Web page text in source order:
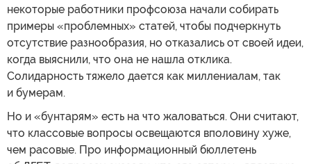
некоторые работники профсоюза начали собирать
примеры «проблемных» статей, чтобы подчеркнуть
отсутствие разнообразия, но отказались от своей идеи,
когда выяснили, что она не нашла отклика.
Солидарность тяжело дается как миллениалам, так
и бумерам.
Но и «бунтарям» есть на что жаловаться. Они считают,
что классовые вопросы освещаются вполовину хуже,
чем расовые. Про информационный бюллетень